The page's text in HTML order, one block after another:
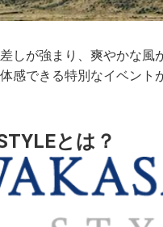
しが強まり、爽やかな
感できる特別なイベント
とは？